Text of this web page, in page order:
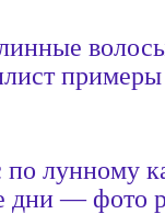
примеры
по лунному
дни — фото